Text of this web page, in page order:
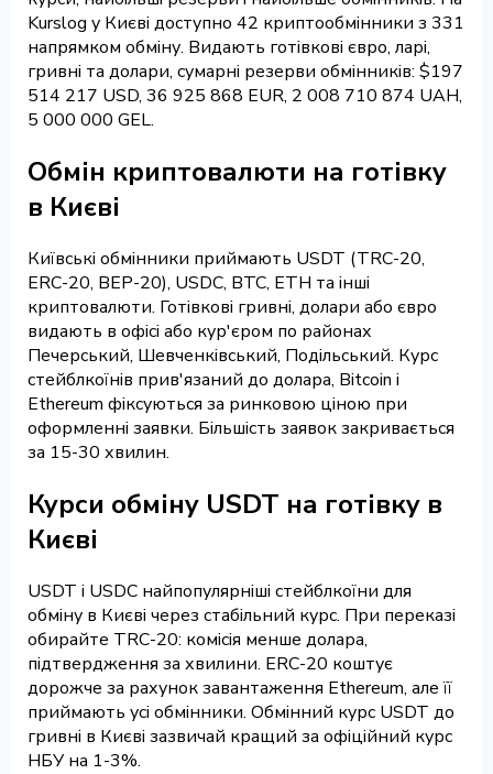
Kurslog у Києві доступно 42 криптообмінники з 331
напрямком обміну. Видають готівкові євро, ларі,
гривні та долари, сумарні резерви обмінників: $197
514 217 USD, 36 925 868 EUR, 2 008 710 874 UAH,
5 000 000 GEL.
Обмін криптовалюти на готівку
в Києві
Київські обмінники приймають USDT (TRC-20,
ERC-20, BEP-20), USDC, BTC, ETH та інші
криптовалюти. Готівкові гривні, долари або євро
видають в офісі або кур'єром по районах
Печерський, Шевченківський, Подільський. Курс
стейблкоїнів прив'язаний до долара, Bitcoin і
Ethereum фіксуються за ринковою ціною при
оформленні заявки. Більшість заявок закривається
за 15-30 хвилин.
Курси обміну USDT на готівку в
Києві
USDT і USDC найпопулярніші стейблкоїни для
обміну в Києві через стабільний курс. При переказі
обирайте TRC-20: комісія менше долара,
підтвердження за хвилини. ERC-20 коштує
дорожче за рахунок завантаження Ethereum, але її
приймають усі обмінники. Обмінний курс USDT до
гривні в Києві зазвичай кращий за офіційний курс
НБУ на 1-3%.